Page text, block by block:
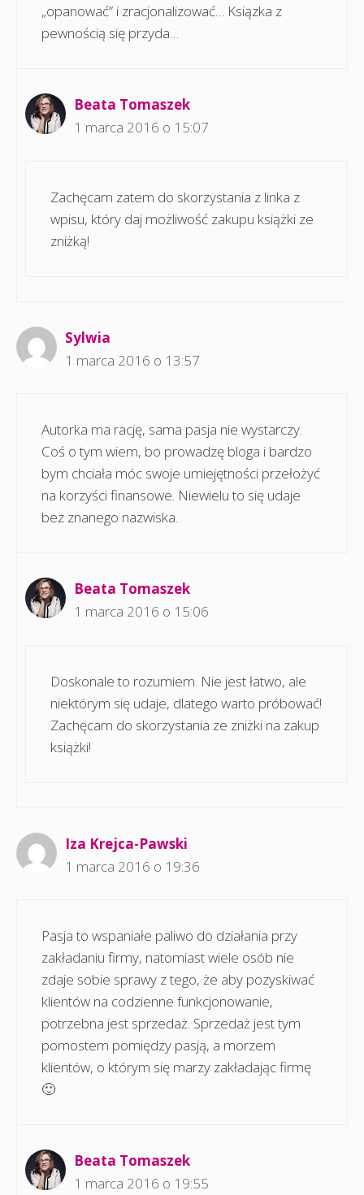
„opanować” i zracjonalizować… Ksiązka z
pewnością się przyda…
Beata Tomaszek
1 marca 2016 o 15:07
Zachęcam zatem do skorzystania z linka z
wpisu, który daj możliwość zakupu książki ze
zniżką!
Sylwia
1 marca 2016 o 13:57
Autorka ma rację, sama pasja nie wystarczy.
Coś o tym wiem, bo prowadzę bloga i bardzo
bym chciała móc swoje umiejętności przełożyć
na korzyści finansowe. Niewielu to się udaje
bez znanego nazwiska.
Beata Tomaszek
1 marca 2016 o 15:06
Doskonale to rozumiem. Nie jest łatwo, ale
niektórym się udaje, dlatego warto próbować!
Zachęcam do skorzystania ze zniżki na zakup
książki!
Iza Krejca-Pawski
1 marca 2016 o 19:36
Pasja to wspaniałe paliwo do działania przy
zakładaniu firmy, natomiast wiele osób nie
zdaje sobie sprawy z tego, że aby pozyskiwać
klientów na codzienne funkcjonowanie,
potrzebna jest sprzedaż. Sprzedaż jest tym
pomostem pomiędzy pasją, a morzem
klientów, o którym się marzy zakładając firmę
🙂
Beata Tomaszek
1 marca 2016 o 19:55